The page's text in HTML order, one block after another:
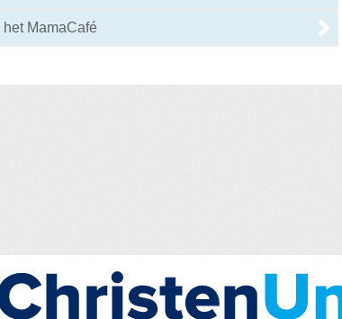
MamaCafé